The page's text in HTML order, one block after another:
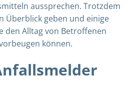
aussprechen. Trotzdem
Überblick geben und einige
den Alltag von Betroffenen
können.